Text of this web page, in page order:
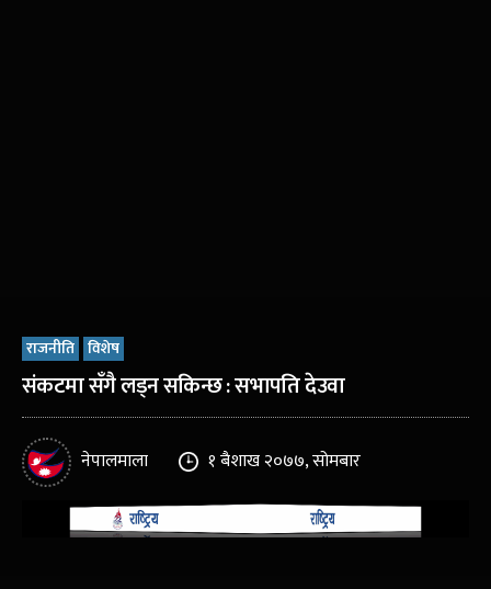
राजनीति विशेष
संकटमा सँगै लड्न सकिन्छ : सभापति देउवा
नेपालमाला १ बैशाख २०७७, सोमबार